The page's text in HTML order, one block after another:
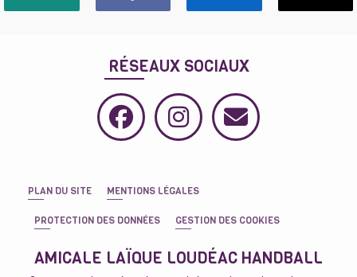
RÉSEAUX SOCIAUX
PLAN DU SITE MENTIONS LÉGALES
PROTECTION DES DONNÉES GESTION DES COOKIES
AMICALE LAÏQUE LOUDÉAC HANDBALL